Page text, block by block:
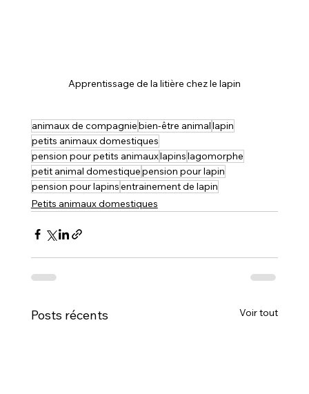
Apprentissage de la litière chez le lapin
animaux de compagniebien-être animallapin
petits animaux domestiques
pension pour petits animauxlapinslagomorphe
petit animal domestiquepension pour lapin
pension pour lapinsentrainement de lapin
Petits animaux domestiques
Posts récents Voir tout